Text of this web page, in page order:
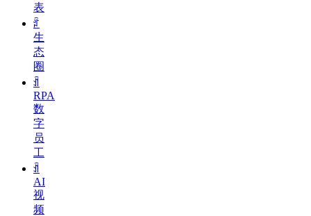
表
ꄁ
生
态
圈
ꀉ
RPA
数
字
员
工
ꀉ
AI
视
频